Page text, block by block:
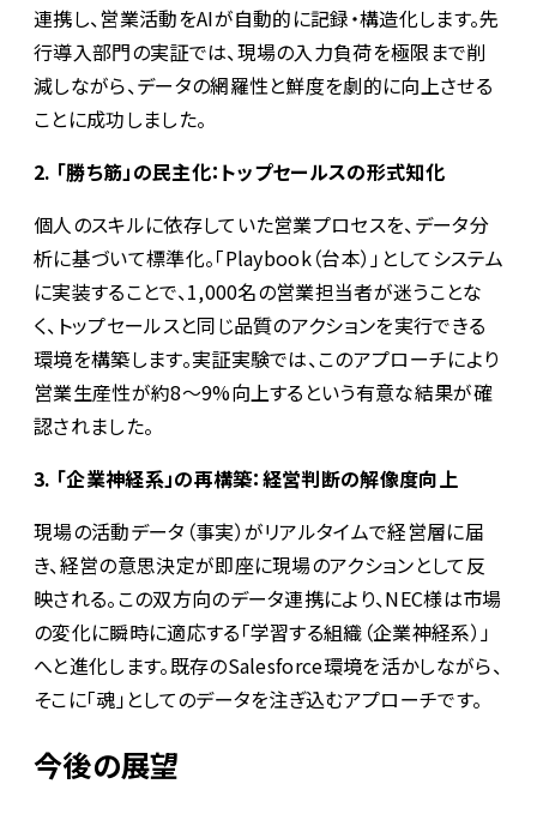
連携し、営業活動をAIが自動的に記録・構造化します。先
行導入部門の実証では、現場の入力負荷を極限まで削
減しながら、データの網羅性と鮮度を劇的に向上させる
ことに成功しました。
2. 「勝ち筋」の民主化：トップセールスの形式知化
個人のスキルに依存していた営業プロセスを、データ分
析に基づいて標準化。「Playbook（台本）」としてシステム
に実装することで、1,000名の営業担当者が迷うことな
く、トップセールスと同じ品質のアクションを実行できる
環境を構築します。実証実験では、このアプローチにより
営業生産性が約8〜9%向上するという有意な結果が確
認されました。
3. 「企業神経系」の再構築：経営判断の解像度向上
現場の活動データ（事実）がリアルタイムで経営層に届
き、経営の意思決定が即座に現場のアクションとして反
映される。この双方向のデータ連携により、NEC様は市場
の変化に瞬時に適応する「学習する組織（企業神経系）」
へと進化します。既存のSalesforce環境を活かしながら、
そこに「魂」としてのデータを注ぎ込むアプローチです。
今後の展望